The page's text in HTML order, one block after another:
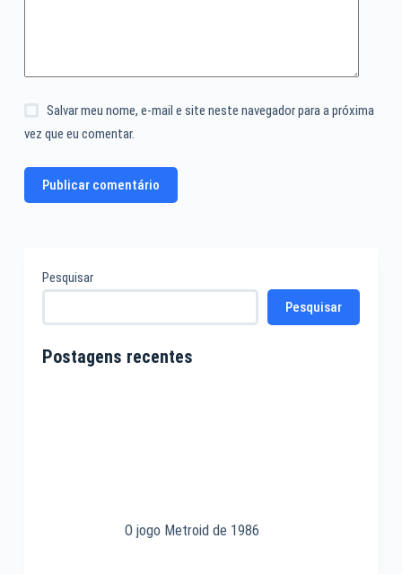
Salvar meu nome, e-mail e site neste navegador para a próxima
vez que eu comentar.
Publicar comentário
Pesquisar
Pesquisar
Postagens recentes
O jogo Metroid de 1986